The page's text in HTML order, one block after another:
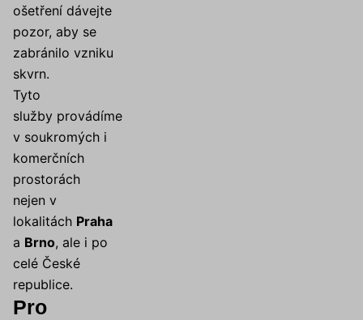
ošetření dávejte
pozor, aby se
zabránilo vzniku
skvrn.
Tyto
služby provádíme
v soukromých i
komerčních
prostorách
nejen v
lokalitách Praha
a Brno, ale i po
celé České
republice.
Pro